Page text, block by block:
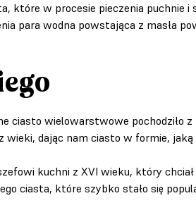
w procesie pieczenia puchnie
para wodna powstająca z masła
ciasto wielowarstwowe pochodziło
dając nam ciasto w formie, jaką
kuchni z XVI wieku, który
ciasta, które szybko stało się